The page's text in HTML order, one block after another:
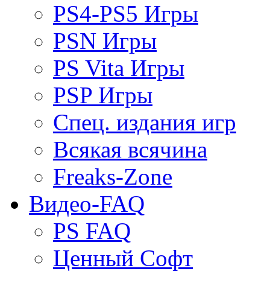
PS4-PS5 Игры
PSN Игры
PS Vita Игры
PSP Игры
Спец. издания игр
Всякая всячина
Freaks-Zone
Видео-FAQ
PS FAQ
Ценный Софт